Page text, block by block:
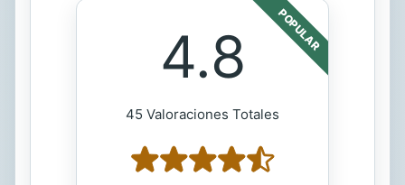
POPULAR
4.8
45 Valoraciones Totales